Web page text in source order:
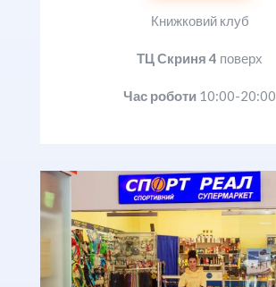
Книжковий клуб
ТЦ Скриня 4 поверх
Час роботи 10:00-20:00